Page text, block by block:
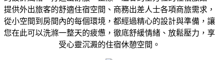
提供外出旅客的舒適住宿空間、商務出差人士各項商旅需求，
從小空間到房間內的每個環境，都經過精心的設計與準備，讓
您在此可以洗滌一整天的疲憊，徹底舒緩情緒、放鬆壓力，享
受心靈沉澱的住宿休憩空間。